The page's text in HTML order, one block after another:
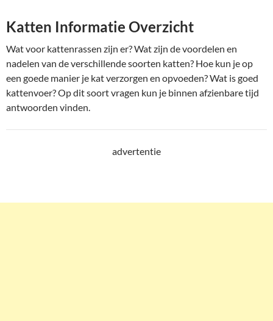
Katten Informatie Overzicht
Wat voor kattenrassen zijn er? Wat zijn de voordelen en
nadelen van de verschillende soorten katten? Hoe kun je op
een goede manier je kat verzorgen en opvoeden? Wat is goed
kattenvoer? Op dit soort vragen kun je binnen afzienbare tijd
antwoorden vinden.
advertentie